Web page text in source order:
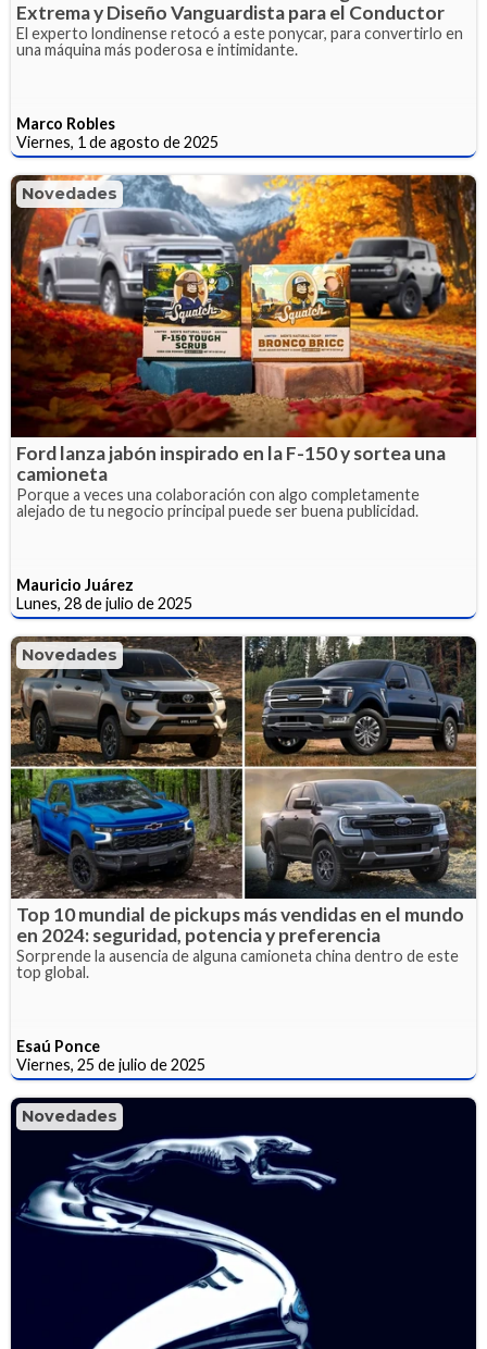
Extrema y Diseño Vanguardista para el Conductor
El experto londinense retocó a este ponycar, para convertirlo en
una máquina más poderosa e intimidante.
Marco Robles
Viernes, 1 de agosto de 2025
Novedades
Ford lanza jabón inspirado en la F-150 y sortea una
camioneta
Porque a veces una colaboración con algo completamente
alejado de tu negocio principal puede ser buena publicidad.
Mauricio Juárez
Lunes, 28 de julio de 2025
Novedades
Top 10 mundial de pickups más vendidas en el mundo
en 2024: seguridad, potencia y preferencia
Sorprende la ausencia de alguna camioneta china dentro de este
top global.
Esaú Ponce
Viernes, 25 de julio de 2025
Novedades